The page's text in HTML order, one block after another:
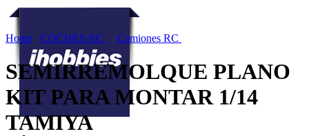
Home COCHES RC Camiones RC
SEMIRREMOLQUE PLANO
KIT PARA MONTAR 1/14
TAMIYA